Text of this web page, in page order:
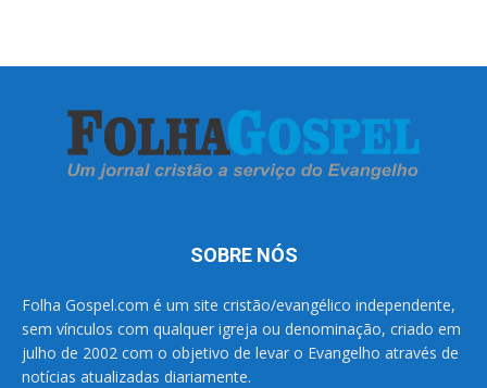
SOBRE NÓS
Folha Gospel.com é um site cristão/evangélico independente,
sem vínculos com qualquer igreja ou denominação, criado em
julho de 2002 com o objetivo de levar o Evangelho através de
notícias atualizadas diariamente.